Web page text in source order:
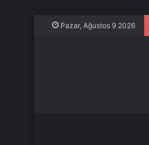
Pazar, Ağustos 9 2026